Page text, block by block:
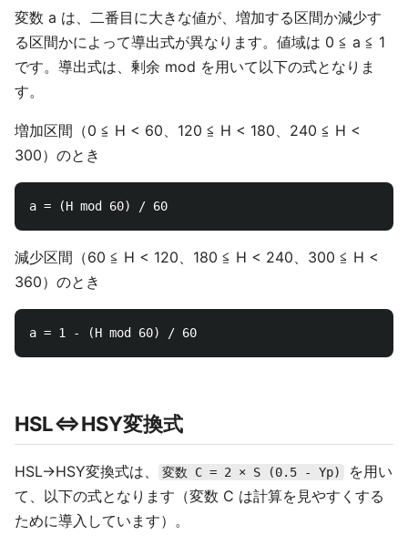
変数 a は、二番目に大きな値が、増加する区間か減少す
る区間かによって導出式が異なります。値域は 0 ≦ a ≦ 1
です。導出式は、剰余 mod を用いて以下の式となりま
す。
増加区間（0 ≦ H < 60、120 ≦ H < 180、240 ≦ H <
300）のとき
減少区間（60 ≦ H < 120、180 ≦ H < 240、300 ≦ H <
360）のとき
HSL⇔HSY変換式
HSL→HSY変換式は、 変数 C = 2 × S (0.5 - Yp)
を用い
て、以下の式となります（変数 C は計算を見やすくする
ために導入しています）。